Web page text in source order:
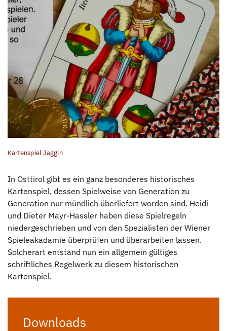
Kartenspiel Jaggln
In Osttirol gibt es ein ganz besonderes historisches
Kartenspiel, dessen Spielweise von Generation zu
Generation nur mündlich überliefert worden sind. Heidi
und Dieter Mayr-Hassler haben diese Spielregeln
niedergeschrieben und von den Spezialisten der Wiener
Spieleakadamie überprüfen und überarbeiten lassen.
Solcherart entstand nun ein allgemein gültiges
schriftliches Regelwerk zu diesem historischen
Kartenspiel.
Downloads